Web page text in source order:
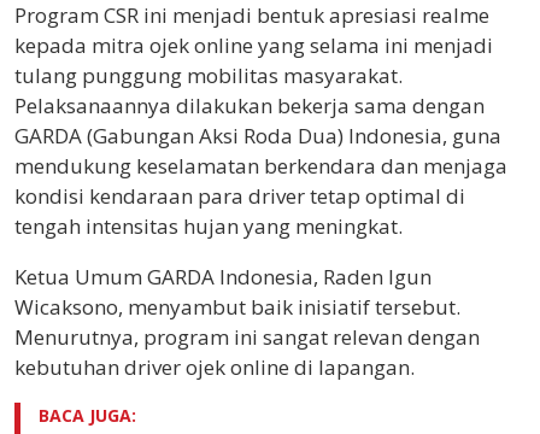
Program CSR ini menjadi bentuk apresiasi realme
kepada mitra ojek online yang selama ini menjadi
tulang punggung mobilitas masyarakat.
Pelaksanaannya dilakukan bekerja sama dengan
GARDA (Gabungan Aksi Roda Dua) Indonesia, guna
mendukung keselamatan berkendara dan menjaga
kondisi kendaraan para driver tetap optimal di
tengah intensitas hujan yang meningkat.
Ketua Umum GARDA Indonesia, Raden Igun
Wicaksono, menyambut baik inisiatif tersebut.
Menurutnya, program ini sangat relevan dengan
kebutuhan driver ojek online di lapangan.
BACA JUGA: